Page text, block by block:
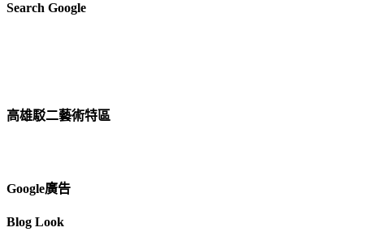
Search Google
高雄駁二藝術特區
Google廣告
Blog Look